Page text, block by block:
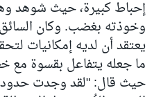
إحباط كبيرة، حيث شوهد
يعتقد أن لديه إمكانيات
ما جعله يتفاعل بقسوة مع
حيث قال: "لقد وجدت